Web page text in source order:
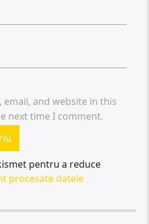
email, and website in this
next time I comment.
pentru a reduce
procesate datele